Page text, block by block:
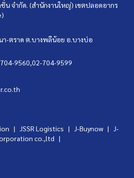
น จำกัด. (สำนักงานใหญ่) เขตปลอดอากร
า-ตราด ต.บางพลีน้อย อ.บางบ่อ
9560,02-704-9599
| JSSR Logistics | J-Buynow | J-
co.,ltd |